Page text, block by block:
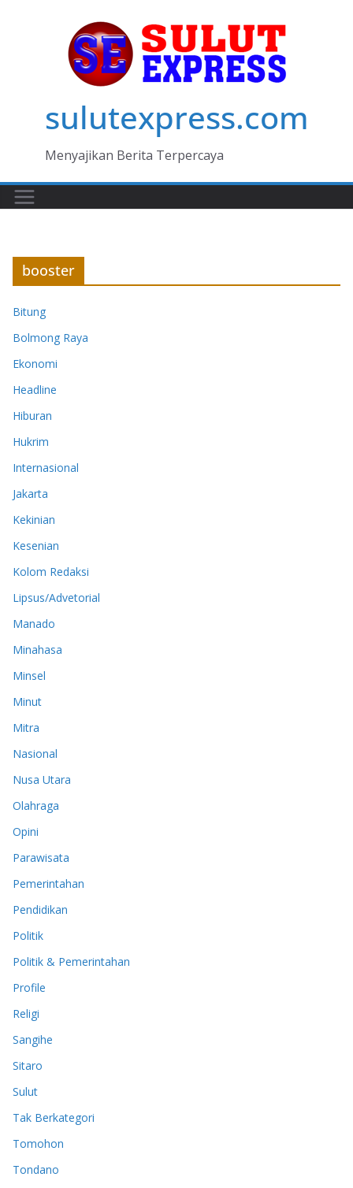
sulutexpress.com
Menyajikan Berita Terpercaya
booster
Bitung
Bolmong Raya
Ekonomi
Headline
Hiburan
Hukrim
Internasional
Jakarta
Kekinian
Kesenian
Kolom Redaksi
Lipsus/Advetorial
Manado
Minahasa
Minsel
Minut
Mitra
Nasional
Nusa Utara
Olahraga
Opini
Parawisata
Pemerintahan
Pendidikan
Politik
Politik & Pemerintahan
Profile
Religi
Sangihe
Sitaro
Sulut
Tak Berkategori
Tomohon
Tondano